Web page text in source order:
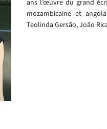
ans l’œuvre du grand
mozambicaine et ango
Teolinda Gersão,João